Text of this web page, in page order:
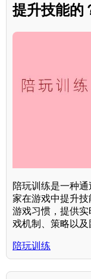
提升技能的
陪玩训练是一种
家在游戏中提升
游戏习惯，提供
戏机制、策略以及
陪玩训练